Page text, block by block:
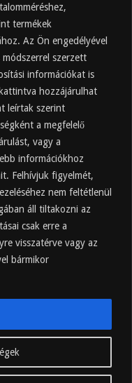
termékek
Az Ön engedélyével
módszerrel szerzett
információkat is
hozzájárulhat
leírtak szerint
a megfelelő
vagy a
információkhoz
Felhívjuk figyelmét,
nem feltétlenül
áll tiltakozni az
csak erre a
visszatérve vagy az
bármikor
felhasználási
mennyit, mivel
a szervezetre –
útmutató:
kockázatok,
és